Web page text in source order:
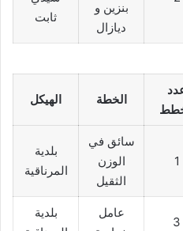
ثابت
بنزين و
ديازال
الهيكل الخطة
بلدية
المرناقية
سائق في
الوزن
الثقيل
1
بلدية
عامل
3